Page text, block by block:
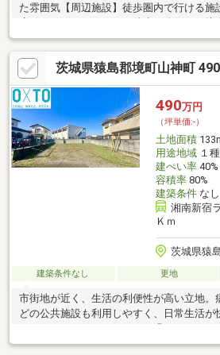
た雰囲気【周辺施設】徒歩圏内で行ける施
店 徒歩４分カスミ境大
店 徒歩７分ファミリーマー
店 徒歩８分境町立境小
分《弊社について》古河市を中心に活動し
です。賃貸管理（４０００室）・リフォー
介の総合的にアプローチします。不動産の
弊社にご相談ください。是非お気軽にお問
茨城県猿島郡境町山神町
490万円
（坪単価:-）
土地面積
用途地域１
建ぺい率40%
容積率80%
建築条件なし
湘南新宿
Ｋｍ
茨城県猿
建築条件なし 更地
市街地が近く、生活の利便性が高い立地。
どの公共施設も利用しやすく、日常生活が
ことができます。スーパーが徒歩圏内で、